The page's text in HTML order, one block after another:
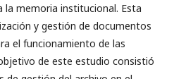
memoria institucional. Esta
y gestión de documentos
el funcionamiento de las
de este estudio consistió